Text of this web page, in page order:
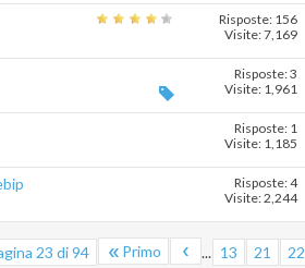
Risposte: 156
Visite: 7,169
Risposte: 3
Visite: 1,961
Risposte: 1
Visite: 1,185
Risposte: 4
Visite: 2,244
23 di 94 Primo ... 13 21 22